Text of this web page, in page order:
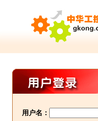
用户名：